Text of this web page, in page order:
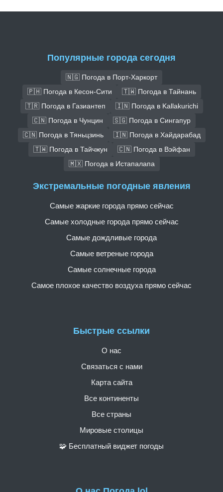
Популярные города сегодня
🇳🇬 Погода в Порт-Харкорт
🇵🇭 Погода в Кесон-Сити
🇹🇼 Погода в Тайнань
🇹🇷 Погода в Газиантеп
🇮🇳 Погода в Kallakurichi
🇨🇳 Погода в Чунцин
🇸🇬 Погода в Сингапур
🇨🇳 Погода в Тяньцзинь
🇮🇳 Погода в Хайдарабад
🇹🇼 Погода в Тайчжун
🇨🇳 Погода в Вэйфан
🇲🇽 Погода в Истапалапа
Быстрые ссылки
О нас
Связаться с нами
Карта сайта
Все континенты
Все страны
Мировые столицы
🧩 Бесплатный виджет погоды
Экстремальные погодные явления
Самые жаркие города прямо сейчас
Самые холодные города прямо сейчас
Самые дождливые города
Самые ветреные города
Самые солнечные города
Самое плохое качество воздуха прямо сейчас